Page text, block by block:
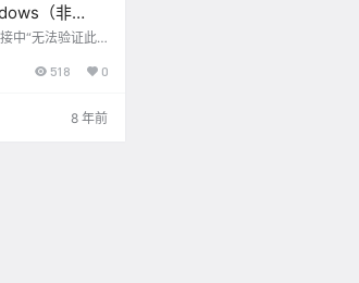
（非
连接加密
中“无法验证此
本文主要介绍非
对SSL证书有一
的申请到了服务
518 0
8 年前